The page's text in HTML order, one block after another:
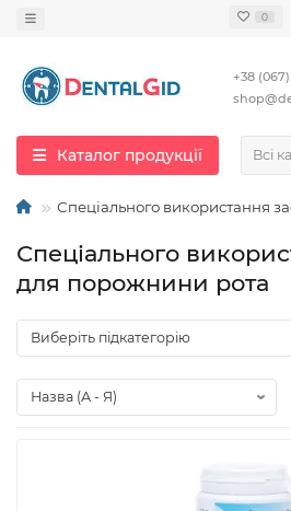
0
+38
Каталог продукції Всі
Спеціального використання
Спеціального
для порожнини рота